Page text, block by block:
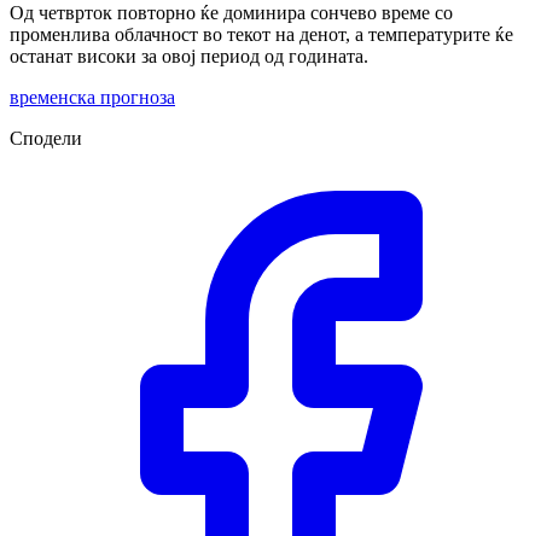
Од четврток повторно ќе доминира сончево време со
променлива облачност во текот на денот, а температурите ќе
останат високи за овој период од годината.
временска прогноза
Сподели